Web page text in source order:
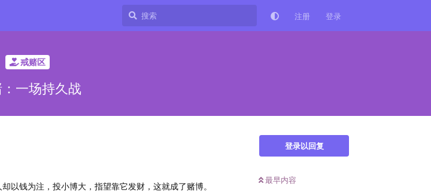
注册 登录
戒赌区
一场持久战
登录以回复
最早内容
以钱为注，投小博大，指望靠它发财，这就成了赌博。